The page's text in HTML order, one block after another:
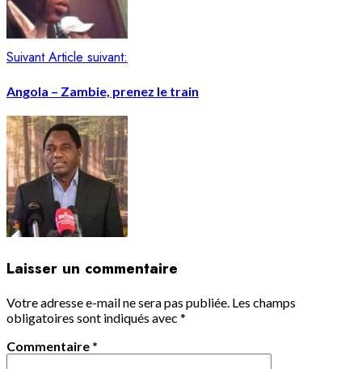
Suivant Article suivant:
Angola – Zambie, prenez le train
Laisser un commentaire
Votre adresse e-mail ne sera pas publiée. Les champs
obligatoires sont indiqués avec *
Commentaire *